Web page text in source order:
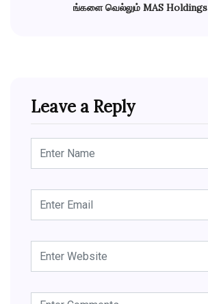
ங்களை வெல்லும் MAS Holdings
Leave a Reply